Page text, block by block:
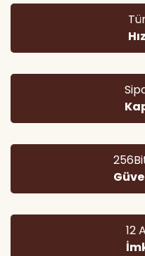
Ürün resmi kalitesiz,
Ürün açıklamasında
Ürün bilgilerinde hatalar
Bu ürüne benzer farklı
12